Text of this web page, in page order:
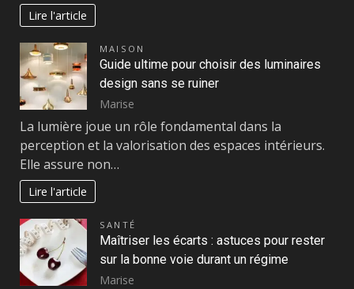
Lire l'article
MAISON
Guide ultime pour choisir des luminaires
design sans se ruiner
Marise
La lumière joue un rôle fondamental dans la
perception et la valorisation des espaces intérieurs.
Elle assure non…
Lire l'article
SANTÉ
Maîtriser les écarts : astuces pour rester
sur la bonne voie durant un régime
Marise